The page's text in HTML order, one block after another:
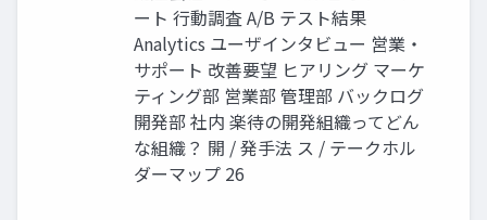
ート 行動調査 A/B テスト結果
Analytics ユーザインタビュー 営業・
サポート 改善要望 ヒアリング マーケ
ティング部 営業部 管理部 バックログ
開発部 社内 楽待の開発組織ってどん
な組織？ 開 / 発手法 ス / テークホル
ダーマップ 26